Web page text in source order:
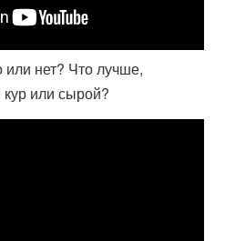
нет? Что лучше,
или сырой?